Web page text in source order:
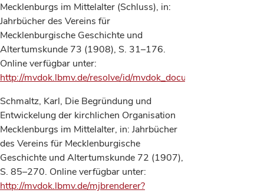
Mecklenburgs im Mittelalter (Schluss), in:
Jahrbücher des Vereins für
Mecklenburgische Geschichte und
Altertumskunde 73 (1908), S. 31–176.
Online verfügbar unter:
http://mvdok.lbmv.de/resolve/id/mvdok_document_00003413
Schmaltz, Karl, Die Begründung und
Entwickelung der kirchlichen Organisation
Mecklenburgs im Mittelalter, in: Jahrbücher
des Vereins für Mecklenburgische
Geschichte und Altertumskunde 72 (1907),
S. 85–270. Online verfügbar unter:
http://mvdok.lbmv.de/mjbrenderer?